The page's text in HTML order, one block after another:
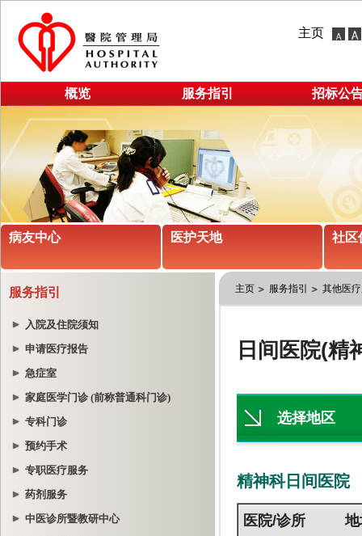
主页
概览 服务指引 招标公
病友中心 医护天地 社区
服务指引
入院及住院须知
申请医疗报告
急症室
家庭医学门诊 (前称普通科门诊)
专科门诊
预约手术
专职医疗服务
药剂服务
中医诊所暨教研中心
主页 服务指引 其他医